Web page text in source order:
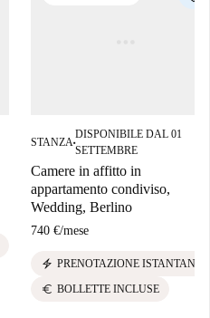
STANZA■
DISPONIBILE DAL 01
SETTEMBRE
Camere in affitto in
appartamento condiviso,
Wedding, Berlino
740 €/mese
electric_bolt PRENOTAZIONE ISTANTANEA
euro BOLLETTE INCLUSE